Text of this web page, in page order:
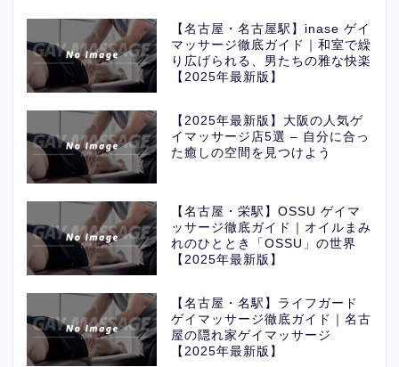
【名古屋・名古屋駅】inase ゲイ
マッサージ徹底ガイド｜和室で繰
り広げられる、男たちの雅な快楽
【2025年最新版】
【2025年最新版】大阪の人気ゲ
イマッサージ店5選 – 自分に合っ
た癒しの空間を見つけよう
【名古屋・栄駅】OSSU ゲイマ
ッサージ徹底ガイド｜オイルまみ
れのひととき「OSSU」の世界
【2025年最新版】
【名古屋・名駅】ライフガード
ゲイマッサージ徹底ガイド｜名古
屋の隠れ家ゲイマッサージ
【2025年最新版】